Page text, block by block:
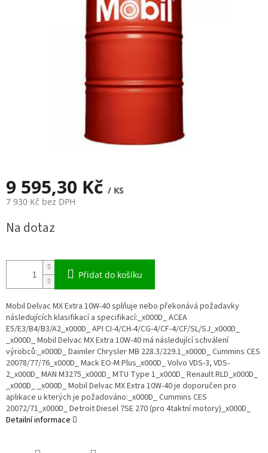
9 595,30 Kč / KS
7 930 Kč bez DPH
cena:
Na dotaz
Přidat do košíku
Mobil Delvac MX Extra 10W-40 splňuje nebo překonává požadavky
následujících klasifikací a specifikací:_x000D_ ACEA
E5/E3/B4/B3/A2_x000D_ API CI-4/CH-4/CG-4/CF-4/CF/SL/SJ_x000D_
_x000D_ Mobil Delvac MX Extra 10W-40 má následující schválení
výrobců:_x000D_ Daimler Chrysler MB 228.3/229.1_x000D_ Cummins CES
20078/77/76_x000D_ Mack EO-M Plus_x000D_ Volvo VDS-3, VDS-
2_x000D_ MAN M3275_x000D_ MTU Type 1_x000D_ Renault RLD_x000D_
_x000D_ _x000D_ Mobil Delvac MX Extra 10W-40 je doporučen pro
aplikace u kterých je požadováno:_x000D_ Cummins CES
20072/71_x000D_ Detroit Diesel 7SE 270 (pro 4taktní motory)_x000D_
Detailní informace